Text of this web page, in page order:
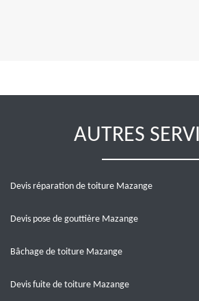
AUTRES
Devis réparation de toiture Mazange
Devis pose de gouttière Mazange
Bâchage de toiture Mazange
Devis fuite de toiture Mazange